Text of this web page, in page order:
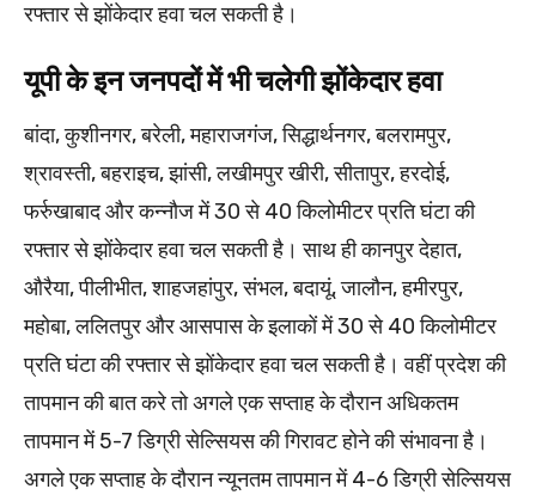
रफ्तार से झोंकेदार हवा चल सकती है।
यूपी के इन जनपदों में भी चलेगी झोंकेदार हवा
बांदा, कुशीनगर, बरेली, महाराजगंज, सिद्धार्थनगर, बलरामपुर,
श्रावस्ती, बहराइच, झांसी, लखीमपुर खीरी, सीतापुर, हरदोई,
फर्रुखाबाद और कन्नौज में 30 से 40 किलोमीटर प्रति घंटा की
रफ्तार से झोंकेदार हवा चल सकती है। साथ ही कानपुर देहात,
औरैया, पीलीभीत, शाहजहांपुर, संभल, बदायूं, जालौन, हमीरपुर,
महोबा, ललितपुर और आसपास के इलाकों में 30 से 40 किलोमीटर
प्रति घंटा की रफ्तार से झोंकेदार हवा चल सकती है। वहीं प्रदेश की
तापमान की बात करे तो अगले एक सप्ताह के दौरान अधिकतम
तापमान में 5-7 डिग्री सेल्सियस की गिरावट होने की संभावना है।
अगले एक सप्ताह के दौरान न्यूनतम तापमान में 4-6 डिग्री सेल्सियस